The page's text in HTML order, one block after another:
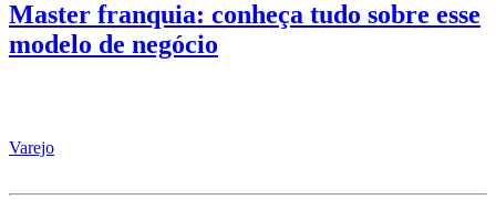
Master franquia: conheça tudo sobre esse
modelo de negócio
Varejo